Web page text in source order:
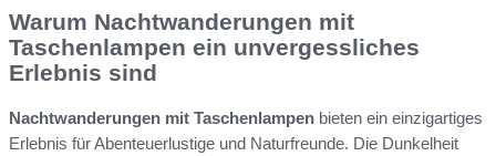
Warum Nachtwanderungen mit
Taschenlampen ein unvergessliches
Erlebnis sind
Nachtwanderungen mit Taschenlampen bieten ein einzigartiges
Erlebnis für Abenteuerlustige und Naturfreunde. Die Dunkelheit